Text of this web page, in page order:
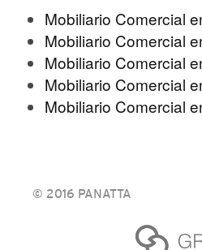
Mobiliario Comercial
Mobiliario Comercial
Mobiliario Comercial
Mobiliario Comercial
Mobiliario Comercial
© 2016 PANATTA